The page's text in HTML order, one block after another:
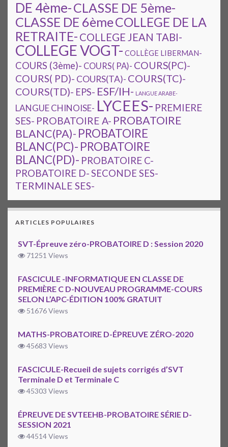
DE 4ème-CLASSE DE 5ème-
CLASSE DE 6èmeCOLLEGE DE LA
RETRAITE- COLLEGE JEAN TABI-
COLLEGE VOGT- COLLÈGE LIBERMAN-
COURS (3ème)- COURS( PA)- COURS(PC)-
COURS( PD)- COURS(TA)- COURS(TC)-
COURS(TD)- EPS- ESF/IH- LANGUE ARABE-
LANGUE CHINOISE- LYCEES- PREMIERE
SES- PROBATOIRE A- PROBATOIRE
BLANC(PA)- PROBATOIRE
BLANC(PC)- PROBATOIRE
BLANC(PD)- PROBATOIRE C-
PROBATOIRE D-SECONDE SES-
TERMINALE SES-
ARTICLES POPULAIRES
SVT-Épreuve zéro-PROBATOIRE D : Session 2020
71251 Views
FASCICULE -INFORMATIQUE EN CLASSE DE
PREMIÈRE C D-NOUVEAU PROGRAMME-COURS
SELON L’APC-ÉDITION 100% GRATUIT
51676 Views
MATHS-PROBATOIRE D-ÉPREUVE ZÉRO-2020
45683 Views
FASCICULE-Recueil de sujets corrigés d’SVT
Terminale D et Terminale C
45303 Views
ÉPREUVE DE SVTEEHB-PROBATOIRE SÉRIE D-
SESSION 2021
44514 Views